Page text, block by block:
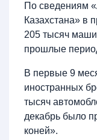
По сведениям
Казахстана» в
205 тысяч
прошлые
В первые 9
иностранных
тысяч
декабрь было
коней».